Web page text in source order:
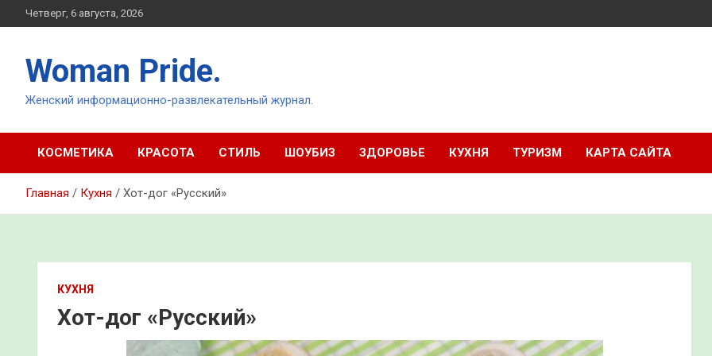
Перейти
к
Четверг, 6 августа, 2026
Woman Pride.
Женский информационно-развлекательный журнал.
КОСМЕТИКА КРАСОТА СТИЛЬ ШОУБИЗ ЗДОРОВЬЕ КУХНЯ ТУРИЗМ КАРТА САЙТА
Главная Кухня Хот-дог «Русский»
КУХНЯ
Хот-дог «Русский»